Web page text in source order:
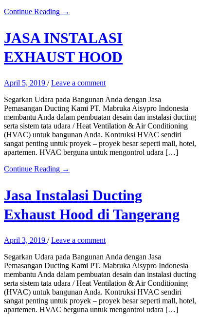
Continue Reading →
JASA INSTALASI
EXHAUST HOOD
April 5, 2019 /Leave a comment
Segarkan Udara pada Bangunan Anda dengan Jasa
Pemasangan Ducting Kami PT. Mabruka Aisypro Indonesia
membantu Anda dalam pembuatan desain dan instalasi ducting
serta sistem tata udara / Heat Ventilation & Air Conditioning
(HVAC) untuk bangunan Anda. Kontruksi HVAC sendiri
sangat penting untuk proyek – proyek besar seperti mall, hotel,
apartemen. HVAC berguna untuk mengontrol udara […]
Continue Reading →
Jasa Instalasi Ducting
Exhaust Hood di Tangerang
April 3, 2019 /Leave a comment
Segarkan Udara pada Bangunan Anda dengan Jasa
Pemasangan Ducting Kami PT. Mabruka Aisypro Indonesia
membantu Anda dalam pembuatan desain dan instalasi ducting
serta sistem tata udara / Heat Ventilation & Air Conditioning
(HVAC) untuk bangunan Anda. Kontruksi HVAC sendiri
sangat penting untuk proyek – proyek besar seperti mall, hotel,
apartemen. HVAC berguna untuk mengontrol udara […]